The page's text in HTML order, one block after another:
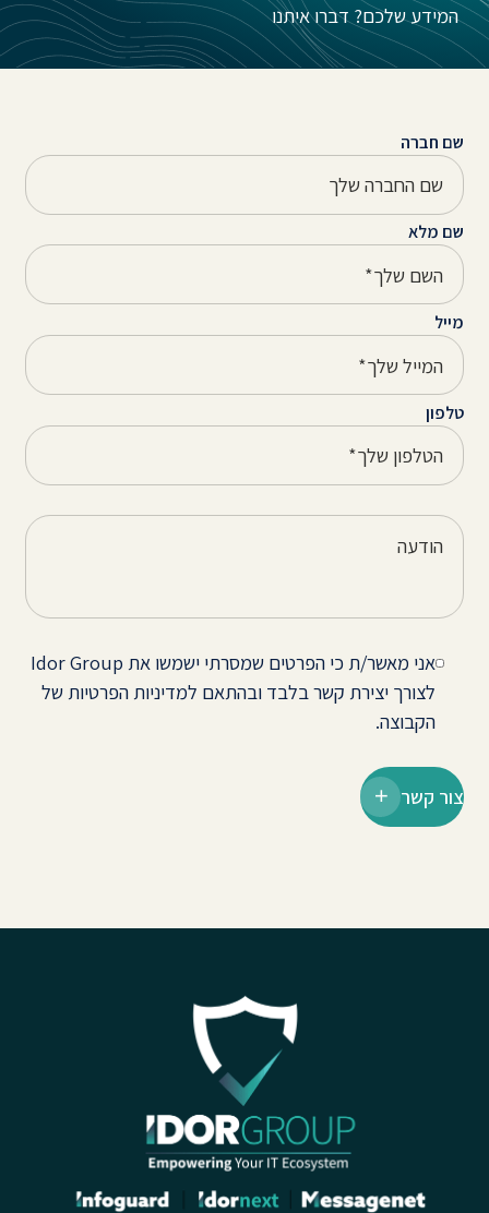
המידע שלכם? דברו איתנו
שם חברה
שם מלא
מייל
טלפון
אני מאשר/ת כי הפרטים שמסרתי ישמשו את Idor Group
לצורך יצירת קשר בלבד ובהתאם למדיניות הפרטיות של
הקבוצה.
צור קשר